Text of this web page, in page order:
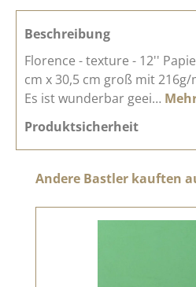
Beschreibung
Florence - texture - 12''
cm x 30,5 cm groß mit
Es ist wunderbar geei…
Produktsicherheit
Produktgalerie überspringen
Andere Bastler kauften